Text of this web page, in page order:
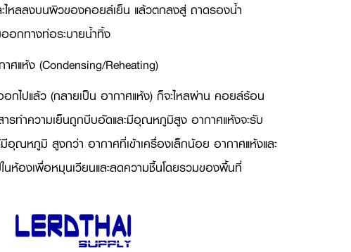
ละไหลลงบนผิวของคอยล์เย็น แล้วตกลงสู่ ถาดรองน้ำ
อกทางท่อระบายน้ำทิ้ง
ศแห้ง (Condensing/Reheating)
กไปแล้ว (กลายเป็น อากาศแห้ง) ก็จะไหลผ่าน คอยล์ร้อน
รทำความเย็นถูกบีบอัดและมีอุณหภูมิสูง อากาศแห้งจะรับ
ณหภูมิ สูงกว่า อากาศที่เข้าเครื่องเล็กน้อย อากาศแห้งและ
นห้องเพื่อหมุนเวียนและลดความชื้นโดยรวมของพื้นที่